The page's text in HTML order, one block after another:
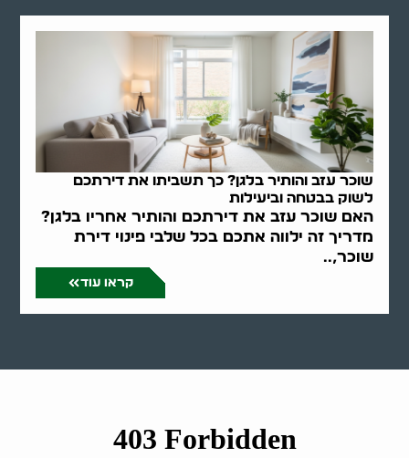
שוכר עזב והותיר בלגן? כך תשביתו את דירתכם
לשוק בבטחה וביעילות
האם שוכר עזב את דירתכם והותיר אחריו בלגן?
מדריך זה ילווה אתכם בכל שלבי פינוי דירת
שוכר,..
קראו עוד